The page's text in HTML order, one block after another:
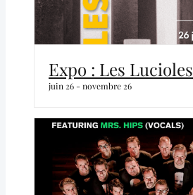
Expo : Les Lucioles
juin 26 - novembre 26